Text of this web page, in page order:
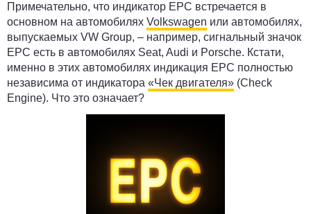
Примечательно, что индикатор EPC встречается в
основном на автомобилях Volkswagen или автомобилях,
выпускаемых VW Group, – например, сигнальный значок
ЕРС есть в автомобилях Seat, Audi и Porsche. Кстати,
именно в этих автомобилях индикация ЕРС полностью
независима от индикатора «Чек двигателя» (Check
Engine). Что это означает?